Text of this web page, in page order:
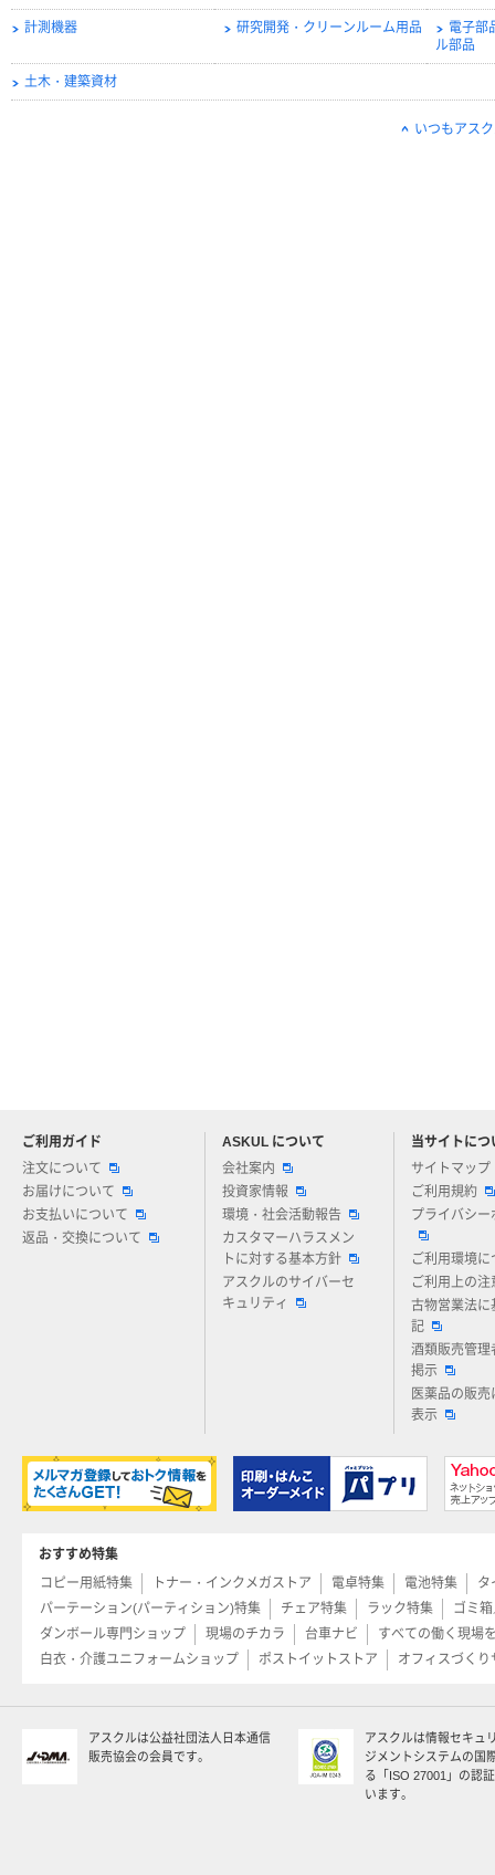
計測機器 研究開発・クリーンルーム用品
電子部
ル部品
土木・建築資材
いつもアス
ご利用ガイド
注文について
お届けについて
お支払いについて
返品・交換について
ASKUL について
会社案内
投資家情報
環境・社会活動報告
カスタマーハラスメン
トに対する基本方針
アスクルのサイバーセ
キュリティ
当サイトにつ
サイトマップ
ご利用規約
プライバシー
ご利用環境に
ご利用上の注
古物営業法に
記
酒類販売管理
掲示
医薬品の販売
表示
アスクルについてお気軽にご質問ください
おすすめ特集
コピー用紙特集
トナー・インクメガストア 電卓特集 電池特集
タ
パーテーション(パーティション)特集
チェア特集 ラック特集
ゴミ
ダンボール専門ショップ
現場のチカラ 台車ナビ
すべての働く現場
白衣・介護ユニフォームショップ
ポストイットストア オフィスづくり
アスクルは公益社団法人日本通信
販売協会の会員です。
アスクルは情報セキュ
ジメントシステムの国
る「ISO 27001」の認
います。